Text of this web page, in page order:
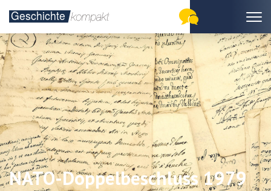
NATO-Doppelbeschluss 1979